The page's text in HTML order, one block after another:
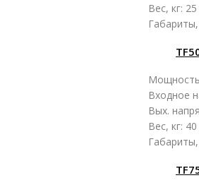
Вес, кг: 25
Мощность
Входное
Вых.
Вес, кг: 40